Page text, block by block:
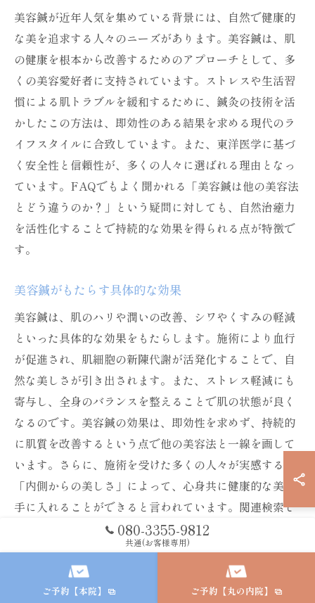
美容鍼が近年人気を集めている背景には、自然で健康的
な美を追求する人々のニーズがあります。美容鍼は、肌
の健康を根本から改善するためのアプローチとして、多
くの美容愛好者に支持されています。ストレスや生活習
慣による肌トラブルを緩和するために、鍼灸の技術を活
かしたこの方法は、即効性のある結果を求める現代のラ
イフスタイルに合致しています。また、東洋医学に基づ
く安全性と信頼性が、多くの人々に選ばれる理由となっ
ています。FAQでもよく聞かれる「美容鍼は他の美容法
とどう違うのか？」という疑問に対しても、自然治癒力
を活性化することで持続的な効果を得られる点が特徴で
す。
美容鍼がもたらす具体的な効果
美容鍼は、肌のハリや潤いの改善、シワやくすみの軽減
といった具体的な効果をもたらします。施術により血行
が促進され、肌細胞の新陳代謝が活発化することで、自
然な美しさが引き出されます。また、ストレス軽減にも
寄与し、全身のバランスを整えることで肌の状態が良く
なるのです。美容鍼の効果は、即効性を求めず、持続的
に肌質を改善するという点で他の美容法と一線を画して
います。さらに、施術を受けた多くの人々が実感する
「内側からの美しさ」によって、心身共に健康的な美を
手に入れることができると言われています。関連検索で
は「美容鍼の効果が持続する期間は？」といった疑問も
多く見られ、個々の生活習慣や体質にもよりますが、定
期的な施術で長期的な効果を実感できるとされていま
080-3355-9812
共通(お客様専用)
ご予約【本院】 ご予約【丸の内院】